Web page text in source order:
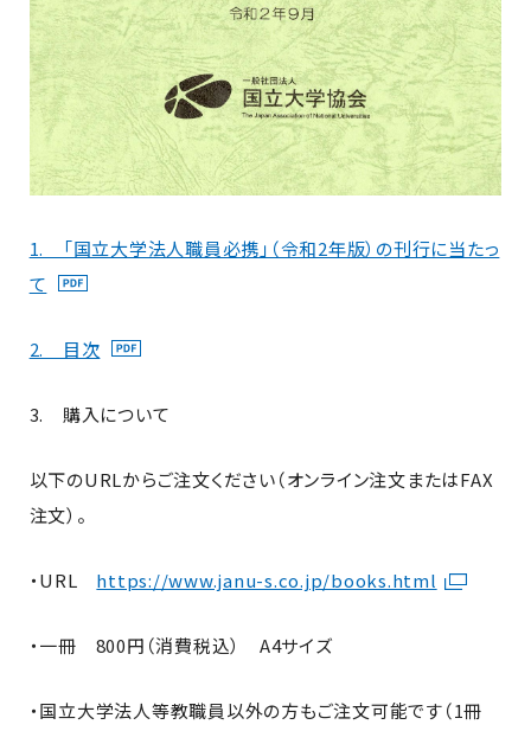
1. 「国立大学法人職員必携」（令和2年版）の刊行に当たっ
て
2. 目次
3. 購入について
以下のURLからご注文ください（オンライン注文またはFAX
注文）。
・URL https://www.janu-s.co.jp/books.html
・一冊 800円（消費税込） A4サイズ
・国立大学法人等教職員以外の方もご注文可能です（1冊